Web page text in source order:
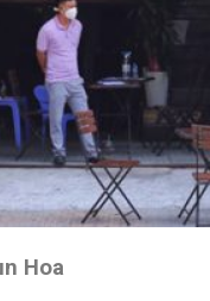
Hoa